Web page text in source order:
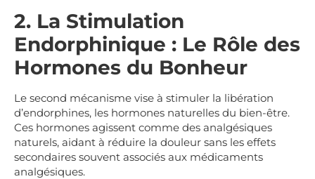
2. La Stimulation
Endorphinique : Le Rôle des
Hormones du Bonheur
Le second mécanisme vise à stimuler la libération
d’endorphines, les hormones naturelles du bien-être.
Ces hormones agissent comme des analgésiques
naturels, aidant à réduire la douleur sans les effets
secondaires souvent associés aux médicaments
analgésiques.